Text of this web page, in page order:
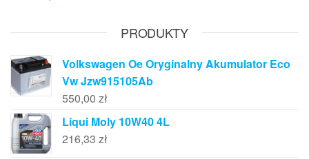
PRODUKTY
Volkswagen Oe Oryginalny Akumulator Eco
Vw Jzw915105Ab
550,00 zł
Liqui Moly 10W40 4L
216,33 zł